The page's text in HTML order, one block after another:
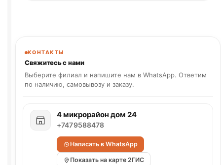
КОНТАКТЫ
Свяжитесь с нами
Выберите филиал и напишите нам в WhatsApp. Ответим
по наличию, самовывозу и заказу.
4 микрорайон дом 24
+7479588478
Написать в WhatsApp
Показать на карте 2ГИС